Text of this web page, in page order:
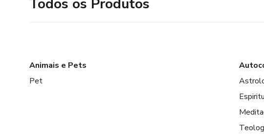
Todos os Produtos
Animais e Pets
Pet